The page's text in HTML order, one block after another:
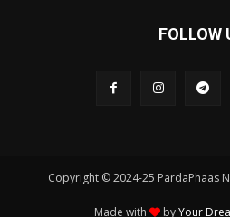
FOLLOW
Copyright © 2024-25 PardaPhaas
Made with byYour